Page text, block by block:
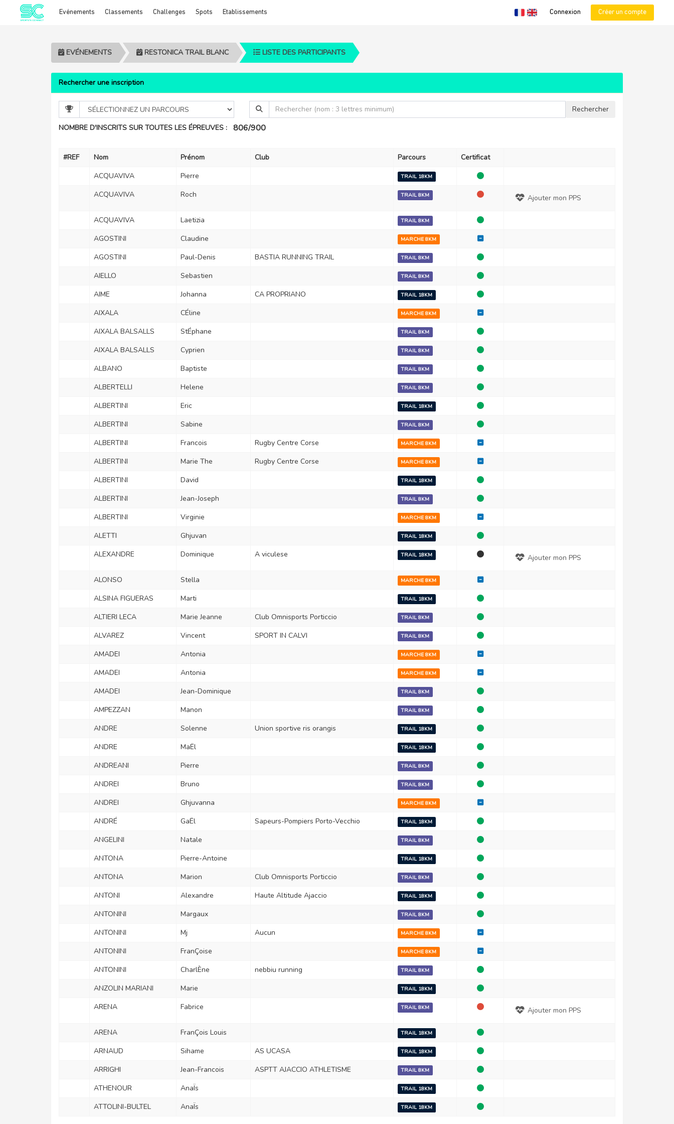
Evénements Classements Challenges Spots Etablissements Connexion Créer un compte
EVÉNEMENTS RESTONICA TRAIL BLANC LISTE DES PARTICIPANTS
Rechercher une inscription
NOMBRE D'INSCRITS SUR TOUTES LES ÉPREUVES : 806/900
#REF Nom Prénom Club Parcours
Certificat
ACQUAVIVA
Pierre TRAIL 18KM
ACQUAVIVA Roch TRAIL 8KM Ajouter mon PPS
ACQUAVIVA Laetizia TRAIL 8KM
AGOSTINI Claudine MARCHE 8KM
AGOSTINI Paul-Denis BASTIA RUNNING TRAIL TRAIL 8KM
AIELLO Sebastien TRAIL 8KM
AIME Johanna CA PROPRIANO TRAIL 18KM
AIXALA CÉline MARCHE 8KM
AIXALA BALSALLS StÉphane TRAIL 8KM
AIXALA BALSALLS Cyprien TRAIL 8KM
ALBANO Baptiste TRAIL 8KM
ALBERTELLI Helene TRAIL 8KM
ALBERTINI Eric TRAIL 18KM
ALBERTINI Sabine TRAIL 8KM
ALBERTINI Francois Rugby Centre Corse MARCHE 8KM
ALBERTINI Marie The Rugby Centre Corse MARCHE 8KM
ALBERTINI David TRAIL 18KM
ALBERTINI Jean-Joseph TRAIL 8KM
ALBERTINI Virginie MARCHE 8KM
ALETTI Ghjuvan TRAIL 18KM
ALEXANDRE Dominique A viculese TRAIL 18KM Ajouter mon PPS
ALONSO Stella MARCHE 8KM
ALSINA FIGUERAS Marti TRAIL 18KM
ALTIERI LECA Marie Jeanne Club Omnisports Porticcio TRAIL 8KM
ALVAREZ Vincent SPORT IN CALVI TRAIL 8KM
AMADEI Antonia MARCHE 8KM
AMADEI Antonia MARCHE 8KM
AMADEI Jean-Dominique TRAIL 8KM
AMPEZZAN Manon TRAIL 8KM
ANDRE Solenne Union sportive ris orangis TRAIL 18KM
ANDRE MaËl TRAIL 18KM
ANDREANI Pierre TRAIL 8KM
ANDREI Bruno TRAIL 8KM
ANDREI Ghjuvanna MARCHE 8KM
ANDRÉ GaËl Sapeurs-Pompiers Porto-Vecchio TRAIL 18KM
ANGELINI Natale TRAIL 8KM
ANTONA Pierre-Antoine TRAIL 18KM
ANTONA Marion Club Omnisports Porticcio TRAIL 8KM
ANTONI Alexandre Haute Altitude Ajaccio TRAIL 18KM
ANTONINI Margaux TRAIL 8KM
ANTONINI Mj Aucun MARCHE 8KM
ANTONINI FranÇoise MARCHE 8KM
ANTONINI CharlÈne nebbiu running TRAIL 8KM
ANZOLIN MARIANI Marie TRAIL 18KM
ARENA Fabrice TRAIL 8KM Ajouter mon PPS
ARENA FranÇois Louis TRAIL 18KM
ARNAUD Sihame AS UCASA TRAIL 18KM
ARRIGHI Jean-Francois ASPTT AJACCIO ATHLETISME TRAIL 8KM
ATHENOUR AnaÏs TRAIL 18KM
ATTOLINI-BULTEL AnaÏs TRAIL 18KM